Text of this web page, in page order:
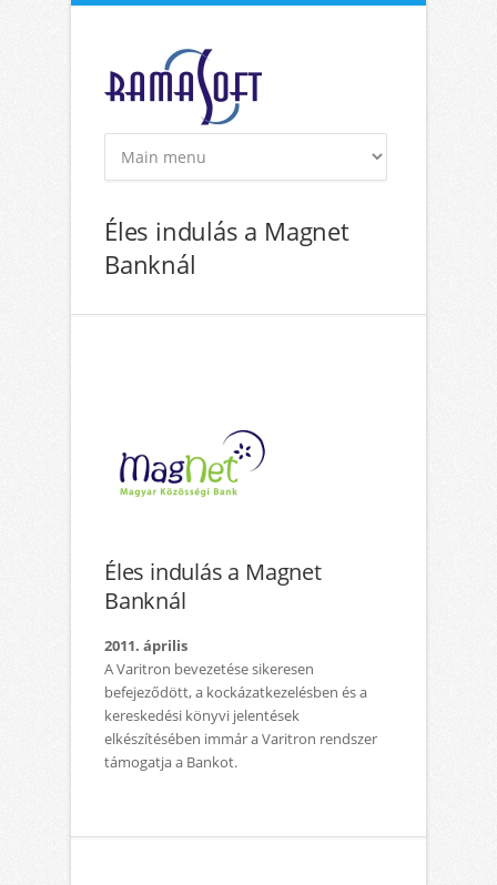
Ugrás a tartalomra
Éles indulás a Magnet
Banknál
Éles indulás a Magnet
Banknál
2011. április
A Varitron bevezetése sikeresen
befejeződött, a kockázatkezelésben és a
kereskedési könyvi jelentések
elkészítésében immár a Varitron rendszer
támogatja a Bankot.